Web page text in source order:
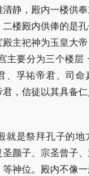
静，殿内一楼供
楼殿内供俸的是
主祀神为玉皇大
主要分为三个楼层
、孚祐帝君、司命
，信徒以其具备仁
就是祭拜孔子的地
圣颜子、宗圣曾子
神位。殿内不像